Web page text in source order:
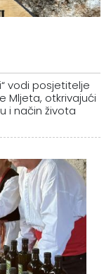
vodi posjetitelje
Mljeta, otkrivajući
i način života